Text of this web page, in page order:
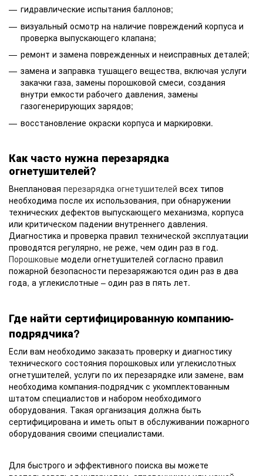
гидравлические испытания баллонов;
визуальный осмотр на наличие повреждений корпуса и
проверка выпускающего клапана;
ремонт и замена поврежденных и неисправных деталей;
замена и заправка тушащего вещества, включая услуги
закачки газа, замены порошковой смеси, создания
внутри емкости рабочего давления, замены
газогенерирующих зарядов;
восстановление окраски корпуса и маркировки.
Как часто нужна перезарядка
огнетушителей?
Внеплановая перезарядка огнетушителей всех типов
необходима после их использования, при обнаружении
технических дефектов выпускающего механизма, корпуса
или критическом падении внутреннего давления.
Диагностика и проверка правил технической эксплуатации
проводятся регулярно, не реже, чем один раз в год.
Порошковые модели огнетушителей согласно правил
пожарной безопасности перезаряжаются один раз в два
года, а углекислотные – один раз в пять лет.
Где найти сертифицированную компанию-
подрядчика?
Если вам необходимо заказать проверку и диагностику
технического состояния порошковых или углекислотных
огнетушителей, услуги по их перезарядке или замене, вам
необходима компания-подрядчик с укомплектованным
штатом специалистов и набором необходимого
оборудования. Такая организация должна быть
сертифицирована и иметь опыт в обслуживании пожарного
оборудования своими специалистами.
Для быстрого и эффективного поиска вы можете